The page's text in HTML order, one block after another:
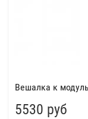
Вешалка к
5530 руб